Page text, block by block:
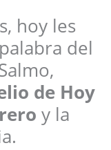
hoy les
del
de Hoy
y la